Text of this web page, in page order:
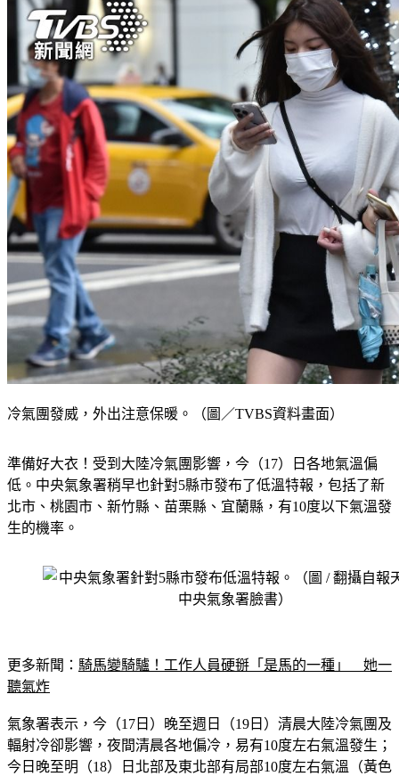
冷氣團發威，外出注意保暖。（圖／TVBS資料畫面）
準備好大衣！受到大陸冷氣團影響，今（17）日各地氣溫偏
低。中央氣象署稍早也針對5縣市發布了低溫特報，包括了新
北市、桃園市、新竹縣、苗栗縣、宜蘭縣，有10度以下氣溫發
生的機率。
更多新聞： 騎馬變騎驢！工作人員硬掰「是馬的一種」　她一
聽氣炸
氣象署表示，今（17日）晚至週日（19日）清晨大陸冷氣團及
輻射冷卻影響，夜間清晨各地偏冷，易有10度左右氣溫發生；
今日晚至明（18）日北部及東北部有局部10度左右氣溫（黃色